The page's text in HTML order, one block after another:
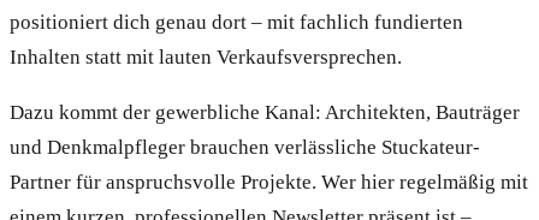
positioniert dich genau dort – mit fachlich fundierten
Inhalten statt mit lauten Verkaufsversprechen.
Dazu kommt der gewerbliche Kanal: Architekten, Bauträger
und Denkmalpfleger brauchen verlässliche Stuckateur-
Partner für anspruchsvolle Projekte. Wer hier regelmäßig mit